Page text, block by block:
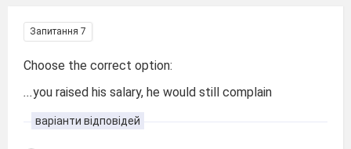
Запитання 7
Choose the correct option:
...you raised his salary, he would still complain
варіанти відповідей